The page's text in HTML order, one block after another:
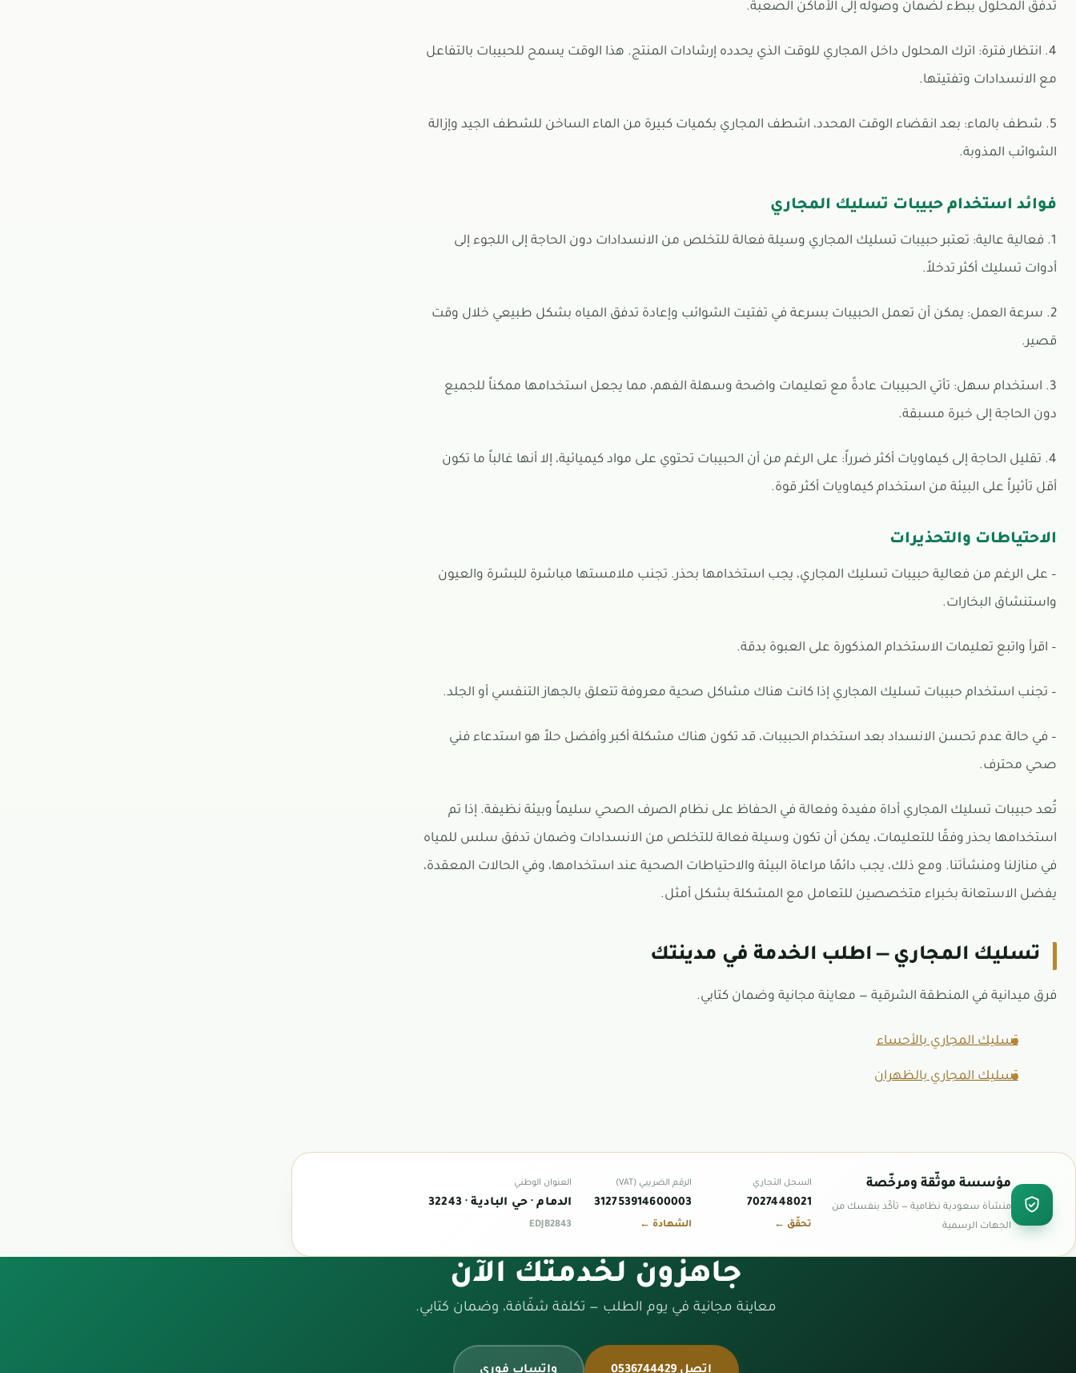
تدفق المحلول ببطء لضمان وصوله إلى الأماكن الصعبة.
4. انتظار فترة: اترك المحلول داخل المجاري للوقت الذي يحدده إرشادات المنتج. هذا الوقت يسمح للحبيبات بالتفاعل
مع الانسدادات وتفتيتها.
5. شطف بالماء: بعد انقضاء الوقت المحدد، اشطف المجاري بكميات كبيرة من الماء الساخن للشطف الجيد وإزالة
الشوائب المذوبة.
فوائد استخدام حبيبات تسليك المجاري
1. فعالية عالية: تعتبر حبيبات تسليك المجاري وسيلة فعالة للتخلص من الانسدادات دون الحاجة إلى اللجوء إلى
أدوات تسليك أكثر تدخلاً.
2. سرعة العمل: يمكن أن تعمل الحبيبات بسرعة في تفتيت الشوائب وإعادة تدفق المياه بشكل طبيعي خلال وقت
قصير.
3. استخدام سهل: تأتي الحبيبات عادةً مع تعليمات واضحة وسهلة الفهم، مما يجعل استخدامها ممكناً للجميع
دون الحاجة إلى خبرة مسبقة.
4. تقليل الحاجة إلى كيماويات أكثر ضرراً: على الرغم من أن الحبيبات تحتوي على مواد كيميائية، إلا أنها غالباً ما تكون
أقل تأثيراً على البيئة من استخدام كيماويات أكثر قوة.
الاحتياطات والتحذيرات
– على الرغم من فعالية حبيبات تسليك المجاري، يجب استخدامها بحذر. تجنب ملامستها مباشرة للبشرة والعيون
واستنشاق البخارات.
– اقرأ واتبع تعليمات الاستخدام المذكورة على العبوة بدقة.
– تجنب استخدام حبيبات تسليك المجاري إذا كانت هناك مشاكل صحية معروفة تتعلق بالجهاز التنفسي أو الجلد.
– في حالة عدم تحسن الانسداد بعد استخدام الحبيبات، قد تكون هناك مشكلة أكبر وأفضل حلاً هو استدعاء فني
صحي محترف.
تُعد حبيبات تسليك المجاري أداة مفيدة وفعالة في الحفاظ على نظام الصرف الصحي سليماً وبيئة نظيفة. إذا تم
استخدامها بحذر وفقًا للتعليمات، يمكن أن تكون وسيلة فعالة للتخلص من الانسدادات وضمان تدفق سلس للمياه
في منازلنا ومنشآتنا. ومع ذلك، يجب دائمًا مراعاة البيئة والاحتياطات الصحية عند استخدامها، وفي الحالات المعقدة،
يفضل الاستعانة بخبراء متخصصين للتعامل مع المشكلة بشكل أمثل.
تسليك المجاري — اطلب الخدمة في مدينتك
فرق ميدانية في المنطقة الشرقية — معاينة مجانية وضمان كتابي.
تسليك المجاري بالأحساء
تسليك المجاري بالظهران
مؤسسة موثّقة ومرخّصة
منشأة سعودية نظامية — تأكّد بنفسك من
الجهات الرسمية
السجل التجاري
7027448021
تحقّق ←
الرقم الضريبي (VAT)
312753914600003
الشهادة ←
العنوان الوطني
الدمام · حي البادية · 32243
EDJB2843
جاهزون لخدمتك الآن
معاينة مجانية في يوم الطلب — تكلفة شفّافة، وضمان كتابي.